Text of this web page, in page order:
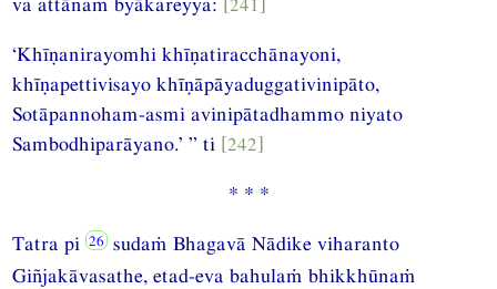
‘Khīṇanirayomhi khīṇatiracchānayoni,
khīṇapettivisayo khīṇāpāyaduggativinipāto,
Sotāpannoham-asmi avinipātadhammo niyato
Sambodhiparāyano.’ ” ti [242]
* * *
Tatra pi
sudaṁ Bhagavā Nādike viharanto
Giñjakāvasathe, etad-eva bahulaṁ bhikkhūnaṁ